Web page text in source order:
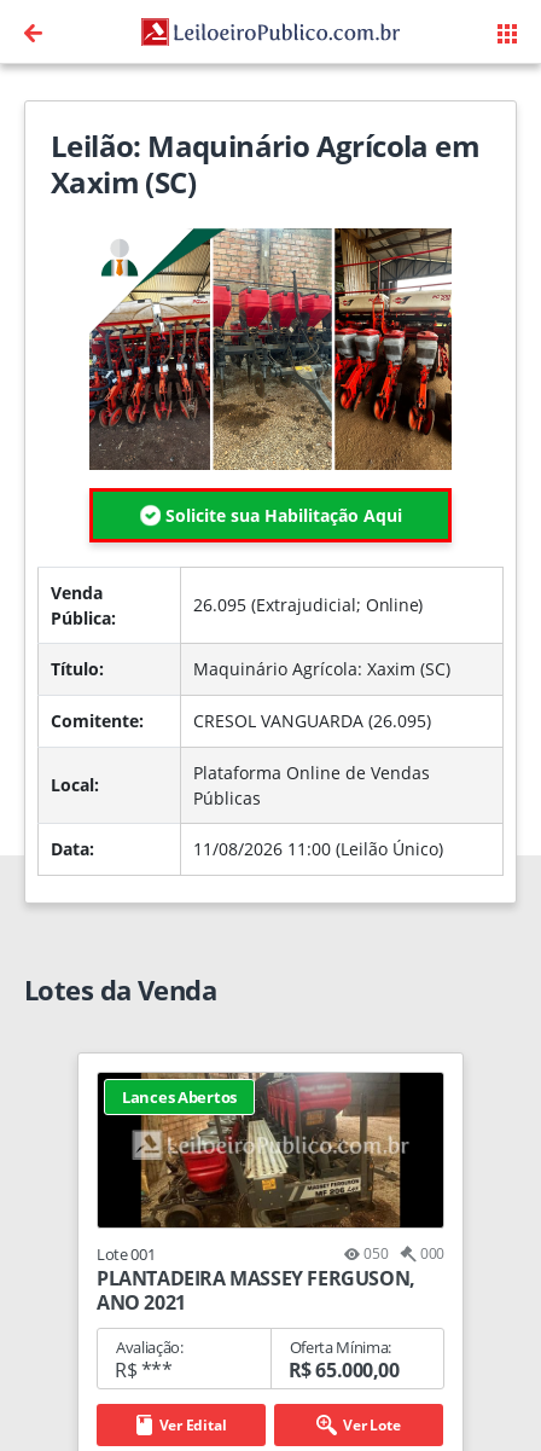
Leilão: Maquinário Agrícola em
Xaxim (SC)
Solicite sua Habilitação Aqui
Venda
Pública:
26.095 (Extrajudicial; Online)
Título: Maquinário Agrícola: Xaxim (SC)
Comitente: CRESOL VANGUARDA (26.095)
Local:
Plataforma Online de Vendas
Públicas
Data: 11/08/2026 11:00 (Leilão Único)
Lotes da Venda
Lances Abertos
Lote 001 050 000
PLANTADEIRA MASSEY FERGUSON,
ANO 2021
Avaliação:
R$ ***
Oferta Mínima:
R$ 65.000,00
Ver Edital Ver Lote